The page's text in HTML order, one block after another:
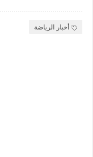
أخبار الرياضة